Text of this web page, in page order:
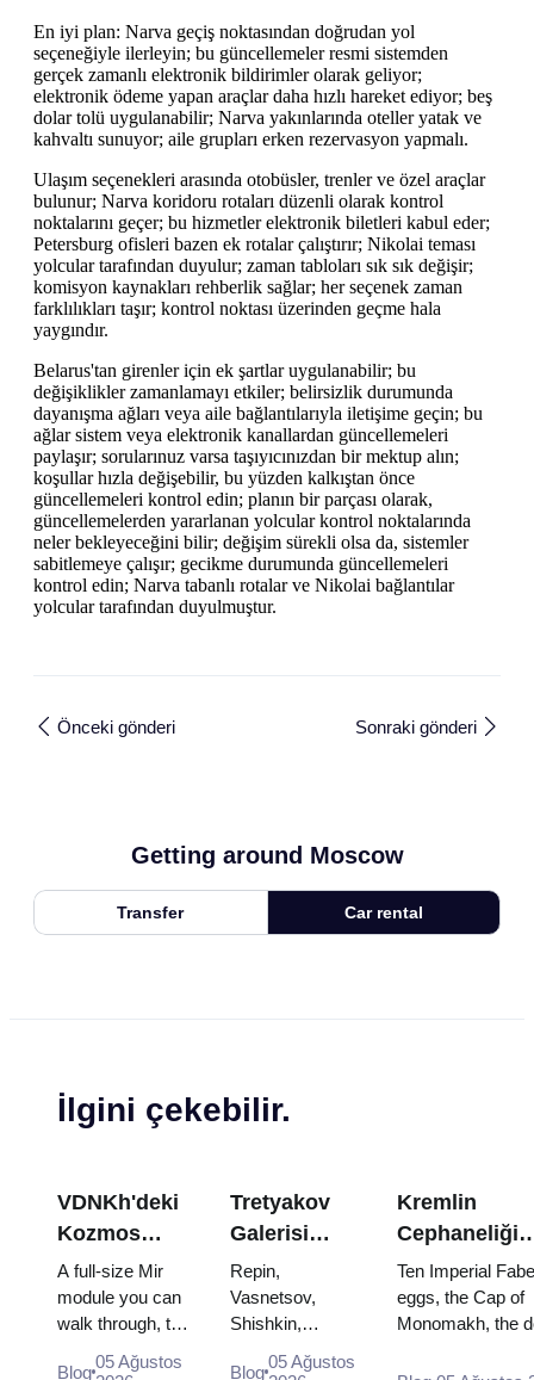
En iyi plan: Narva geçiş noktasından doğrudan yol
seçeneğiyle ilerleyin; bu güncellemeler resmi sistemden
gerçek zamanlı elektronik bildirimler olarak geliyor;
elektronik ödeme yapan araçlar daha hızlı hareket ediyor; beş
dolar tolü uygulanabilir; Narva yakınlarında oteller yatak ve
kahvaltı sunuyor; aile grupları erken rezervasyon yapmalı.
Ulaşım seçenekleri arasında otobüsler, trenler ve özel araçlar
bulunur; Narva koridoru rotaları düzenli olarak kontrol
noktalarını geçer; bu hizmetler elektronik biletleri kabul eder;
Petersburg ofisleri bazen ek rotalar çalıştırır; Nikolai teması
yolcular tarafından duyulur; zaman tabloları sık sık değişir;
komisyon kaynakları rehberlik sağlar; her seçenek zaman
farklılıkları taşır; kontrol noktası üzerinden geçme hala
yaygındır.
Belarus'tan girenler için ek şartlar uygulanabilir; bu
değişiklikler zamanlamayı etkiler; belirsizlik durumunda
dayanışma ağları veya aile bağlantılarıyla iletişime geçin; bu
ağlar sistem veya elektronik kanallardan güncellemeleri
paylaşır; sorularınuz varsa taşıyıcınızdan bir mektup alın;
koşullar hızla değişebilir, bu yüzden kalkıştan önce
güncellemeleri kontrol edin; planın bir parçası olarak,
güncellemelerden yararlanan yolcular kontrol noktalarında
neler bekleyeceğini bilir; değişim sürekli olsa da, sistemler
sabitlemeye çalışır; gecikme durumunda güncellemeleri
kontrol edin; Narva tabanlı rotalar ve Nikolai bağlantılar
yolcular tarafından duyulmuştur.
Önceki gönderi Sonraki gönderi
Getting around Moscow
Transfer Car rental
İlgini çekebilir.
VDNKh'deki
Kozmos
Pavyonu:
Rusya'nın En
Büyük Uzay
Sergisinin
A full-size Mir
module you can
walk through, the
model, scorched
Blog05 Ağustos
Tretyakov
Galerisi
Başyapıtları:
Görülecek
Eserler İçin
Seyahat
Repin,
Vasnetsov,
Shishkin,
and Surikov —
Blog05 Ağustos
Kremlin
Cephaneliği
Hazineleri:
Faberge
Yumurtaları,
Ten Imperial
eggs, the Cap of
Monomakh, the
and the